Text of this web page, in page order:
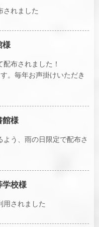
されました
様
布されました！
。毎年お声掛けいただき
館様
う、雨の日限定で配布さ
学校様
用されました